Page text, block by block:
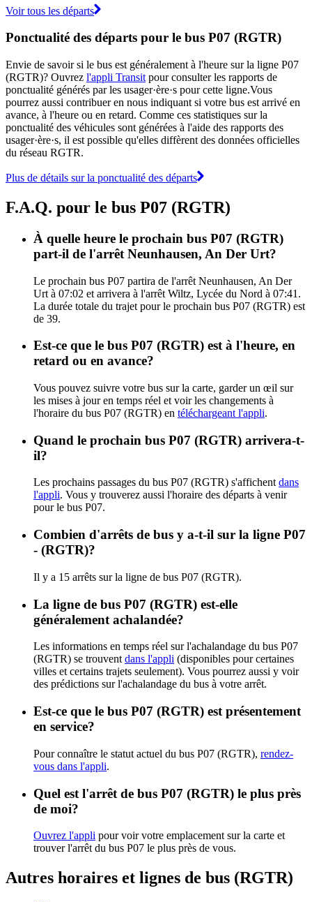
Voir tous les départs
Ponctualité des départs pour le bus P07 (RGTR)
Envie de savoir si le bus est généralement à l'heure sur la ligne P07
(RGTR)? Ouvrez l'appli Transit pour consulter les rapports de
ponctualité générés par les usager·ère·s pour cette ligne.Vous
pourrez aussi contribuer en nous indiquant si votre bus est arrivé en
avance, à l'heure ou en retard. Comme ces statistiques sur la
ponctualité des véhicules sont générées à l'aide des rapports des
usager·ère·s, il est possible qu'elles diffèrent des données officielles
du réseau RGTR.
Plus de détails sur la ponctualité des départs
F.A.Q. pour le bus P07 (RGTR)
À quelle heure le prochain bus P07 (RGTR)
part-il de l'arrêt Neunhausen, An Der Urt?
Le prochain bus P07 partira de l'arrêt Neunhausen, An Der
Urt à 07:02 et arrivera à l'arrêt Wiltz, Lycée du Nord à 07:41.
La durée totale du trajet pour le prochain bus P07 (RGTR) est
de 39.
Est-ce que le bus P07 (RGTR) est à l'heure, en
retard ou en avance?
Vous pouvez suivre votre bus sur la carte, garder un œil sur
les mises à jour en temps réel et voir les changements à
l'horaire du bus P07 (RGTR) en téléchargeant l'appli.
Quand le prochain bus P07 (RGTR) arrivera-t-
il?
Les prochains passages du bus P07 (RGTR) s'affichentdans
l'appli. Vous y trouverez aussi l'horaire des départs à venir
pour le bus P07.
Combien d'arrêts de bus y a-t-il sur la ligne P07
- (RGTR)?
Il y a 15 arrêts sur la ligne de bus P07 (RGTR).
La ligne de bus P07 (RGTR) est-elle
généralement achalandée?
Les informations en temps réel sur l'achalandage du bus P07
(RGTR) se trouvent dans l'appli (disponibles pour certaines
villes et certains trajets seulement). Vous pourrez aussi y voir
des prédictions sur l'achalandage du bus à votre arrêt.
Est-ce que le bus P07 (RGTR) est présentement
en service?
Pour connaître le statut actuel du bus P07 (RGTR), rendez-
vous dans l'appli.
Quel est l'arrêt de bus P07 (RGTR) le plus près
de moi?
Ouvrez l'appli pour voir votre emplacement sur la carte et
trouver l'arrêt du bus P07 le plus près de vous.
Autres horaires et lignes de bus (RGTR)